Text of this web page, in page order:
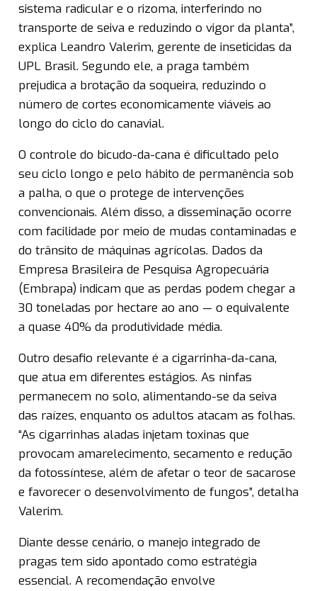
sistema radicular e o rizoma, interferindo no
transporte de seiva e reduzindo o vigor da planta”,
explica Leandro Valerim, gerente de inseticidas da
UPL Brasil. Segundo ele, a praga também
prejudica a brotação da soqueira, reduzindo o
número de cortes economicamente viáveis ao
longo do ciclo do canavial.
O controle do bicudo-da-cana é dificultado pelo
seu ciclo longo e pelo hábito de permanência sob
a palha, o que o protege de intervenções
convencionais. Além disso, a disseminação ocorre
com facilidade por meio de mudas contaminadas e
do trânsito de máquinas agrícolas. Dados da
Empresa Brasileira de Pesquisa Agropecuária
(Embrapa) indicam que as perdas podem chegar a
30 toneladas por hectare ao ano — o equivalente
a quase 40% da produtividade média.
Outro desafio relevante é a cigarrinha-da-cana,
que atua em diferentes estágios. As ninfas
permanecem no solo, alimentando-se da seiva
das raízes, enquanto os adultos atacam as folhas.
“As cigarrinhas aladas injetam toxinas que
provocam amarelecimento, secamento e redução
da fotossíntese, além de afetar o teor de sacarose
e favorecer o desenvolvimento de fungos”, detalha
Valerim.
Diante desse cenário, o manejo integrado de
pragas tem sido apontado como estratégia
essencial. A recomendação envolve